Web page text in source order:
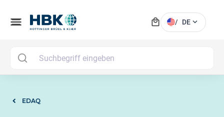
menu local_mall / DE expand_more
EDAQ